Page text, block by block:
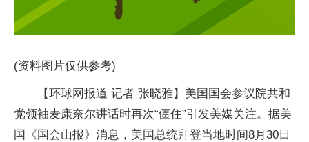
(资料图片仅供参考)
【环球网报道 记者 张晓雅】美国国会参议院共和
党领袖麦康奈尔讲话时再次“僵住”引发美媒关注。据美
国《国会山报》消息，美国总统拜登当地时间8月30日